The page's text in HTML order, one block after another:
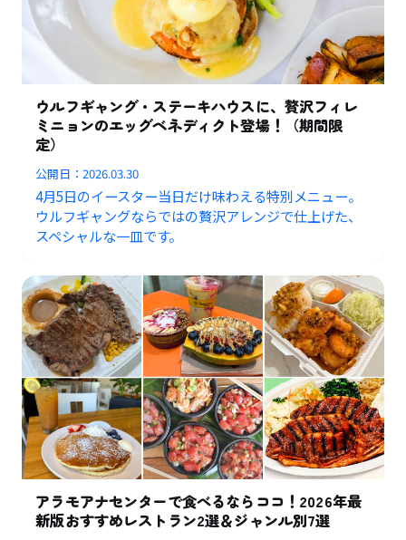
ウルフギャング・ステーキハウスに、贅沢フィレ
ミニョンのエッグベネディクト登場！（期間限
定）
公開日：2026.03.30
4月5日のイースター当日だけ味わえる特別メニュー。
ウルフギャングならではの贅沢アレンジで仕上げた、
スペシャルな一皿です。
アラモアナセンターで食べるならココ！2026年最
新版おすすめレストラン2選＆ジャンル別7選